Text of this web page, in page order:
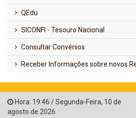
QEdu
SICONFI - Tesouro Nacional
Consultar Convênios
Receber Informações sobre novos
Hora: 19:46 /Segunda-Feira, 10 de
agosto de 2026